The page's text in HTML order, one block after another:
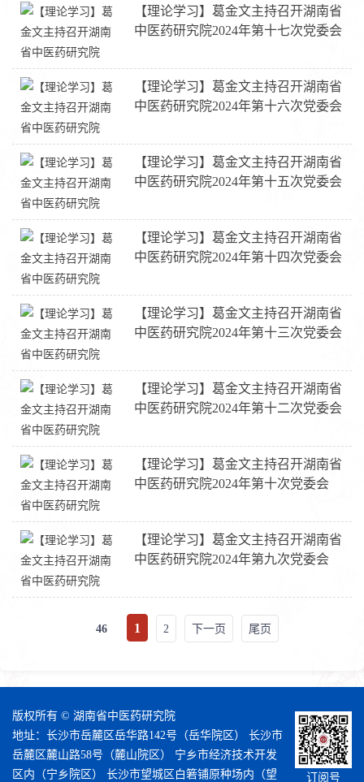
【理论学习】葛金文主持召开湖南省
中医药研究院2024年第十七次党委会
【理论学习】葛金文主持召开湖南省
中医药研究院2024年第十六次党委会
【理论学习】葛金文主持召开湖南省
中医药研究院2024年第十五次党委会
【理论学习】葛金文主持召开湖南省
中医药研究院2024年第十四次党委会
【理论学习】葛金文主持召开湖南省
中医药研究院2024年第十三次党委会
【理论学习】葛金文主持召开湖南省
中医药研究院2024年第十二次党委会
【理论学习】葛金文主持召开湖南省
中医药研究院2024年第十次党委会
【理论学习】葛金文主持召开湖南省
中医药研究院2024年第九次党委会
46 1 2 下一页 尾页
版权所有 © 湖南省中医药研究院
地址：长沙市岳麓区岳华路142号（岳华院区） 长沙市
岳麓区麓山路58号（麓山院区） 宁乡市经济技术开发
区内（宁乡院区） 长沙市望城区白箬铺原种场内（望
订阅号